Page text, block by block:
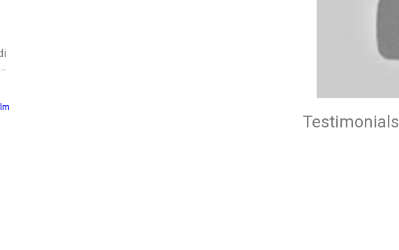
Testimonials